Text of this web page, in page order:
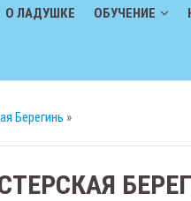
О ЛАДУШКЕ ОБУЧЕНИЕ
Берегинь »